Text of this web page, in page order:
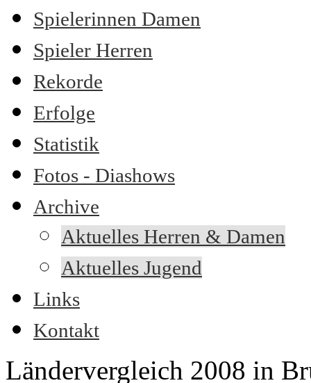
Spielerinnen Damen
Spieler Herren
Rekorde
Erfolge
Statistik
Fotos - Diashows
Archive
Aktuelles Herren & Damen
Aktuelles Jugend
Links
Kontakt
Ländervergleich 2008 in